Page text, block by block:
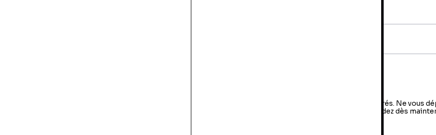
Livraison à domicile : livraison sous 2 à 5 jours ouvrés. Ne vous
plus, votre colis arrive à votre domicile ! Commandez dès